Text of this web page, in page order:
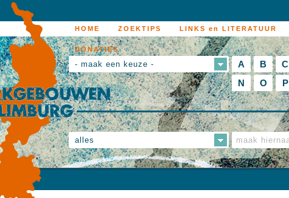
HOME ZOEKTIPS LINKS en LITERATUUR
DONATIES
- maak een keuze - A B C
N
O P
alles